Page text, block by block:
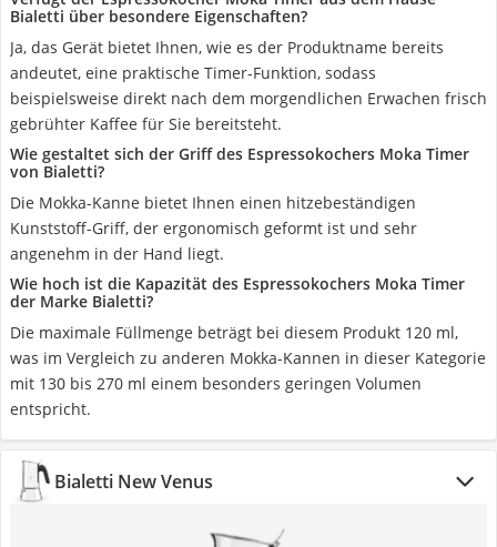
Bialetti über besondere Eigenschaften?
Ja, das Gerät bietet Ihnen, wie es der Produktname bereits
andeutet, eine praktische Timer-Funktion, sodass
beispielsweise direkt nach dem morgendlichen Erwachen frisch
gebrühter Kaffee für Sie bereitsteht.
Wie gestaltet sich der Griff des Espressokochers Moka Timer
von Bialetti?
Die Mokka-Kanne bietet Ihnen einen hitzebeständigen
Kunststoff-Griff, der ergonomisch geformt ist und sehr
angenehm in der Hand liegt.
Wie hoch ist die Kapazität des Espressokochers Moka Timer
der Marke Bialetti?
Die maximale Füllmenge beträgt bei diesem Produkt 120 ml,
was im Vergleich zu anderen Mokka-Kannen in dieser Kategorie
mit 130 bis 270 ml einem besonders geringen Volumen
entspricht.
Bialetti New Venus